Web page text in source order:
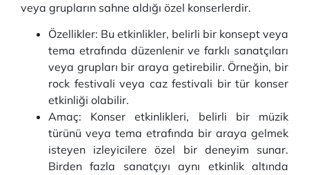
veya grupların sahne aldığı özel konserlerdir.
Özellikler: Bu etkinlikler, belirli bir konsept veya
tema etrafında düzenlenir ve farklı sanatçıları
veya grupları bir araya getirebilir. Örneğin, bir
rock festivali veya caz festivali bir tür konser
etkinliği olabilir.
Amaç: Konser etkinlikleri, belirli bir müzik
türünü veya tema etrafında bir araya gelmek
isteyen izleyicilere özel bir deneyim sunar.
Birden fazla sanatçıyı aynı etkinlik altında